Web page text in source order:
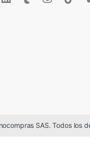
SAS. Todos los